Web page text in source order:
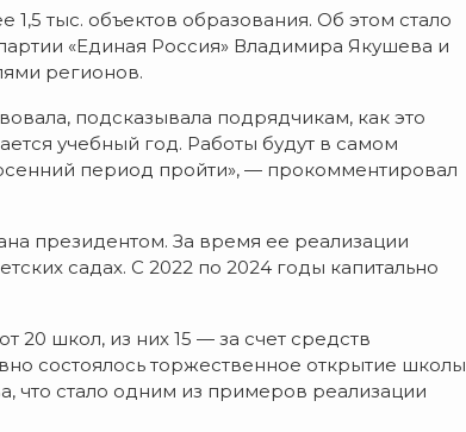
тыс. объектов образования. Об этом стало
«Единая Россия» Владимира Якушева и
регионов.
подсказывала подрядчикам, как это
учебный год. Работы будут в самом
период пройти», — прокомментировал
президентом. За время ее реализации
садах. С 2022 по 2024 годы капитально
20 школ, из них 15 — за счет средств
состоялось торжественное открытие школы
стало одним из примеров реализации